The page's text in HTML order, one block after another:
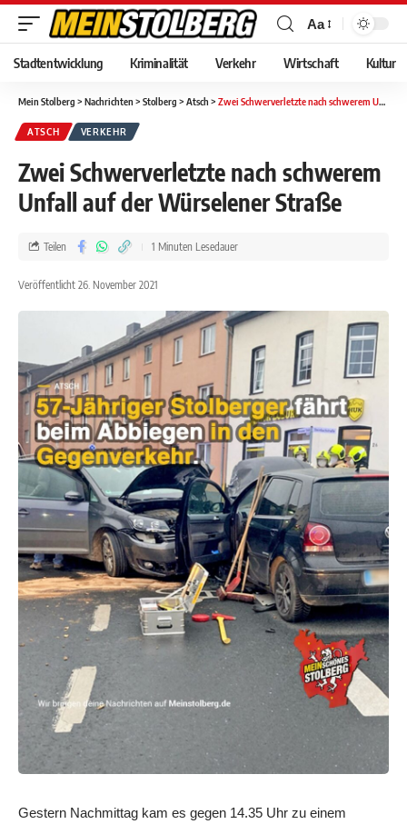
Aa
Stadtentwicklung Kriminalität Verkehr Wirtschaft Kultur
Mein Stolberg > Nachrichten > Stolberg > Atsch > Zwei Schwerverletzte nach schwerem Unfall auf der Würselener Straße
ATSCH VERKEHR
Zwei Schwerverletzte nach schwerem
Unfall auf der Würselener Straße
Veröffentlicht 26. November 2021
Teilen 1 Minuten Lesedauer
Gestern Nachmittag kam es gegen 14.35 Uhr zu einem